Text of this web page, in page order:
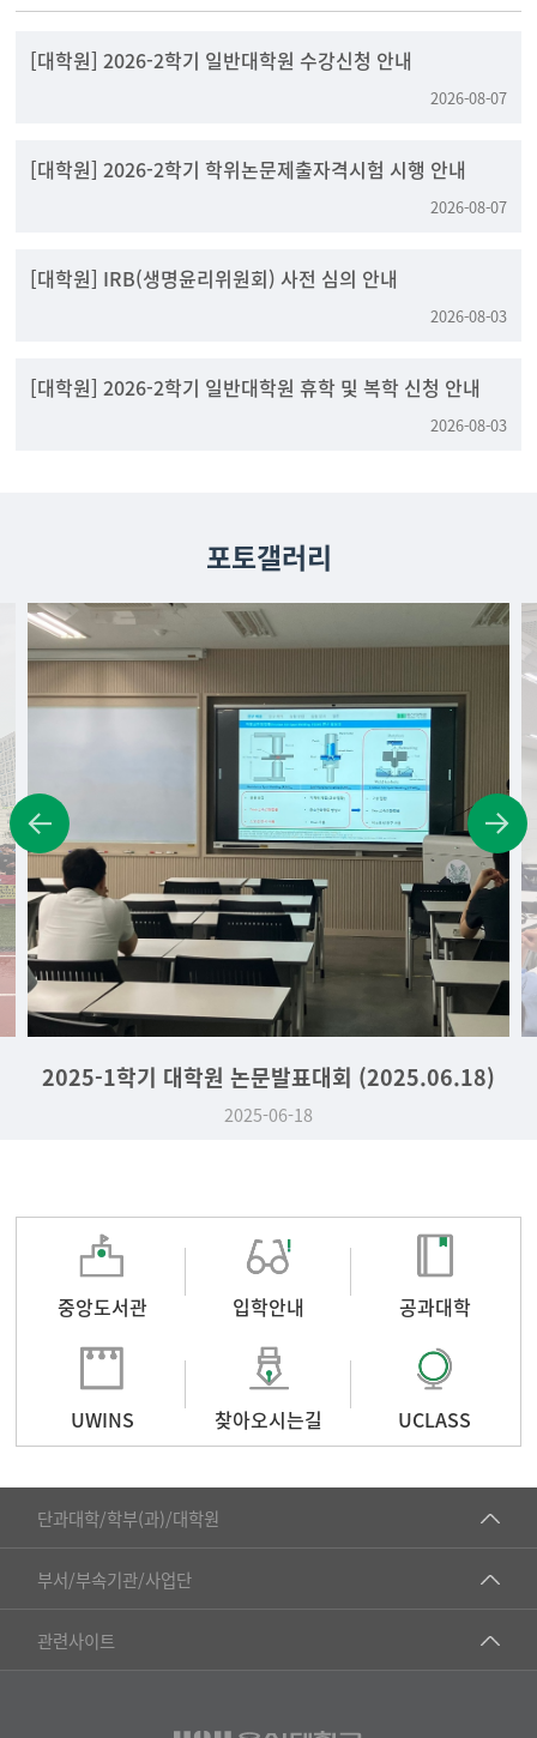
[대학원] 2026-2학기 일반대학원 수강신청 안내
2026-08-07
[대학원] 2026-2학기 학위논문제출자격시험 시행 안내
2026-08-07
[대학원] IRB(생명윤리위원회) 사전 심의 안내
2026-08-03
[대학원] 2026-2학기 일반대학원 휴학 및 복학 신청 안내
2026-08-03
포토갤러리
2025-1학기 대학원 논문발표대회 (2025.06.18)
2025-06-18
중앙도서관 입학안내 공과대학
UWINS 찾아오시는길 UCLASS
단과대학/학부(과)/대학원
■인문대학
▷국어국문학부
▷일본어·일본학과
부서/부속기관/사업단
공동기기센터
공학교육혁신센터
관련사이트
건강가정지원센터
교수협의회